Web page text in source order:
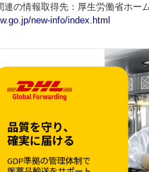
連の情報取得先：厚生労働省ホ
new-info/index.html